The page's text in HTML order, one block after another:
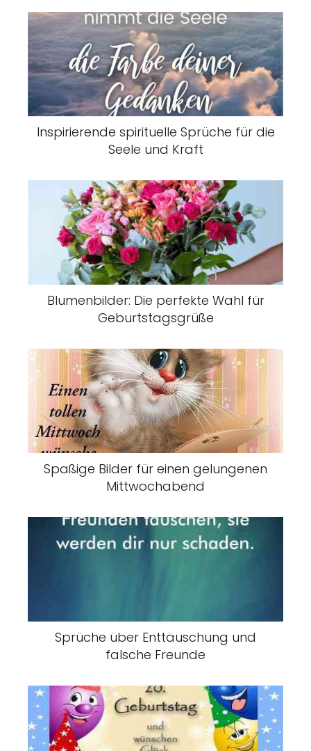
Inspirierende spirituelle Sprüche für die
Seele und Kraft
Blumenbilder: Die perfekte Wahl für
Geburtstagsgrüße
Spaßige Bilder für einen gelungenen
Mittwochabend
Sprüche über Enttäuschung und
falsche Freunde